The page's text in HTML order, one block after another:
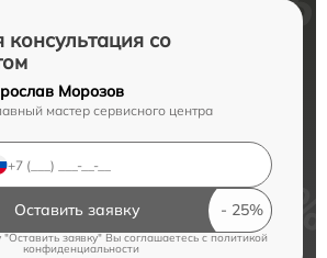
консультация со
Морозов
мастер сервисного центра
Оставить заявку
заявку" Вы соглашаетесь c политикой
конфиденциальности